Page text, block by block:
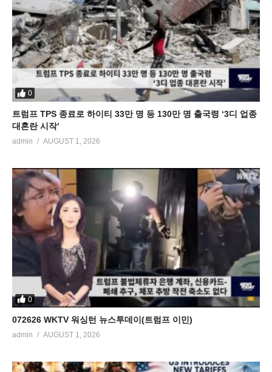
0
트럼프 TPS 종료로 하이티 33만 명 등 130만 명 출국령 ‘3디 업종
대혼란 시작’
admin AUGUST 1, 2026
0
072626 WKTV 워싱턴 뉴스투데이(트럼프 이민)
admin AUGUST 1, 2026